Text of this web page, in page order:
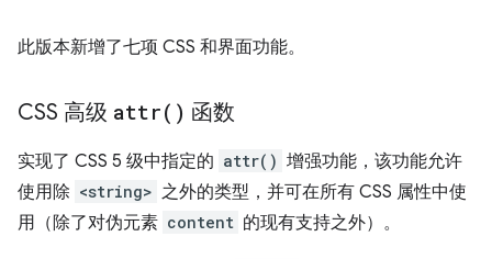
此版本新增了七项 CSS 和界面功能。
CSS 高级 attr( ) 函数
实现了 CSS 5 级中指定的 attr() 增强功能，该功能允许
使用除 <string> 之外的类型，并可在所有 CSS 属性中使
用（除了对伪元素 content 的现有支持之外）。